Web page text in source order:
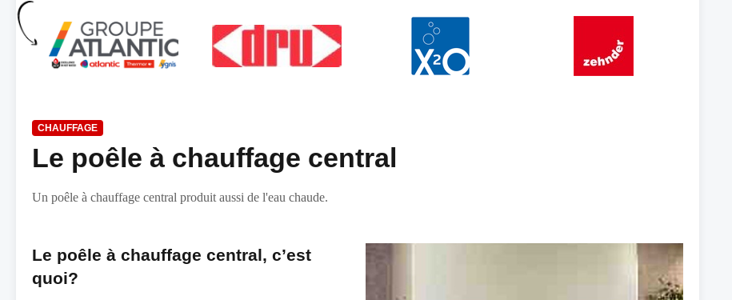
CHAUFFAGE
Le poêle à chauffage central
Un poêle à chauffage central produit aussi de l'eau chaude.
Le poêle à chauffage central, c’est
quoi?